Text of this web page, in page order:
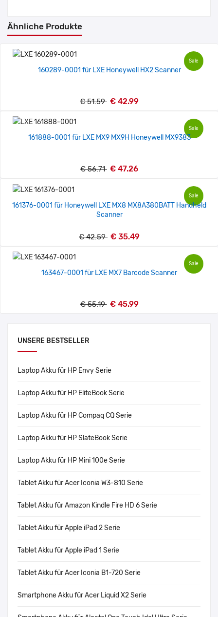
UNSERE BESTSELLER
Laptop Akku für HP Envy Serie
Laptop Akku für HP EliteBook Serie
Laptop Akku für HP Compaq CQ Serie
Laptop Akku für HP SlateBook Serie
Laptop Akku für HP Mini 100e Serie
Tablet Akku für Acer Iconia W3-810 Serie
Tablet Akku für Amazon Kindle Fire HD 6 Serie
Tablet Akku für Apple iPad 2 Serie
Tablet Akku für Apple iPad 1 Serie
Tablet Akku für Acer Iconia B1-720 Serie
Smartphone Akku für Acer Liquid X2 Serie
Ähnliche Produkte
Sale
160289-0001 für LXE Honeywell HX2 Scanner
€ 51.59 € 42.99
Sale
161888-0001 für LXE MX9 MX9H Honeywell MX9383
€ 56.71 € 47.26
Sale
161376-0001 für Honeywell LXE MX8 MX8A380BATT Handheld
Scanner
€ 42.59 € 35.49
Sale
163467-0001 für LXE MX7 Barcode Scanner
€ 55.19 € 45.99